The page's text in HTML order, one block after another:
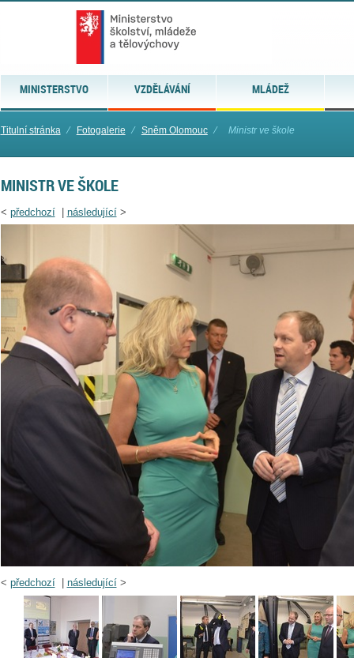
MINISTERSTVO VZDĚLÁVÁNÍ MLÁDEŽ
Titulní stránka ⁄ Fotogalerie ⁄ Sněm Olomouc ⁄ Ministr ve škole
MINISTR VE ŠKOLE
< předchozí| následující>
< předchozí| následující>